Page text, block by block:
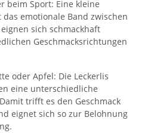
beim Sport: Eine kleine
emotionale Band zwischen
sich schmackhaft
Geschmacksrichtungen
oder Apfel: Die Leckerlis
eine unterschiedliche
trifft es den Geschmack
eignet sich so zur Belohnung